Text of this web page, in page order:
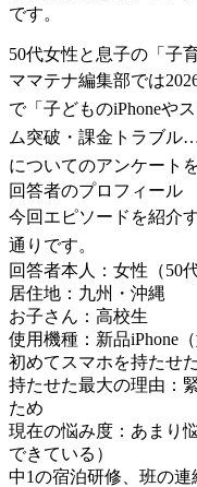
です。
50代女性と息子の「子
ママテナ編集部では
で「子どものiPhoneや
ム突破・課金トラブル
についてのアンケート
回答者のプロフィール
今回エピソードを紹介
通りです。
回答者本人：女性（50代
居住地：九州・沖縄
お子さん：高校生
使用機種：新品iPhone
初めてスマホを持たせ
持たせた最大の理由：
ため
現在の悩み度：あまり
できている）
中1の宿泊研修、班の